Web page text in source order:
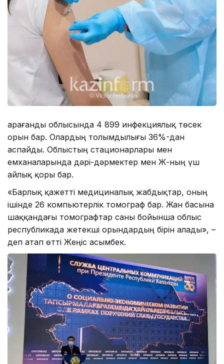
Қарағанды облысында 4 899 инфекциялық төсек
орын бар. Олардың толымдылығы 36%-дан
аспайды. Облыстың стационарлары мен
емханаларында дәрі-дәрмектер мен ЖҚҚ-ның үш
айлық қоры бар.
«Барлық қажетті медициналық жабдықтар, оның
ішінде 26 компьютерлік томограф бар. Жан басына
шаққандағы томографтар саны бойынша облыс
республикада жетекші орындардың бірін алады», –
деп атап өтті Жеңіс Қасымбек.